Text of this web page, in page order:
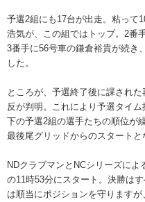
予選2組にも17台が出走。粘って
浩気が、この組ではトップ。2番
3番手に56号車の鎌倉裕貴が続き
した。
ところが、予選終了後に課され
反が判明。これにより予選タイ
下の予選2組の選手たちの順位が
最後尾グリッドからのスタートと
NDクラブマンとNCシリーズに
の11時53分にスタート。決勝は
は順当にポジションを守ります